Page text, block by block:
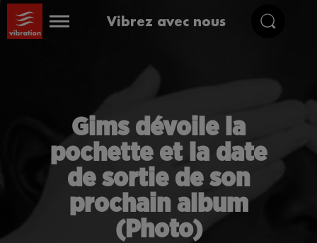
Vibrez avec nous
Gims dévoile la
pochette et la date
de sortie de son
prochain album
(Photo)